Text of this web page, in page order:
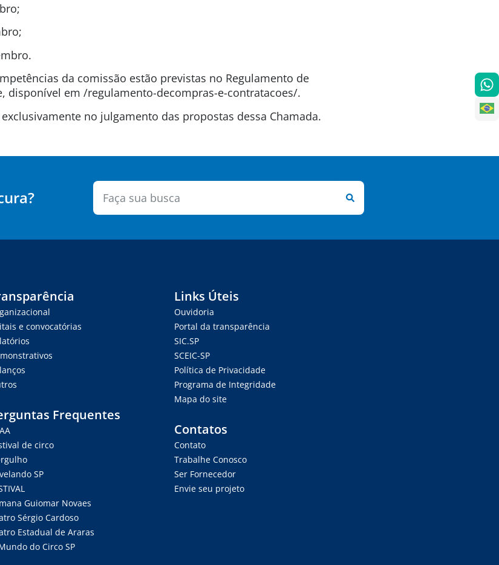
da comissão estão previstas no Regulamento de
disponível em /regulamento-decompras-e-contratacoes/.
no julgamento das propostas dessa Chamada.
e convocatórias
Frequentes
de circo
SP
Guiomar Novaes
Sérgio Cardoso
Estadual de Araras
do Circo SP
Links Úteis
Ouvidoria
Portal da transparência
SIC.SP
SCEIC-SP
Política de Privacidade
Programa de Integridade
Mapa do site
Contatos
Contato
Trabalhe Conosco
Ser Fornecedor
Envie seu projeto